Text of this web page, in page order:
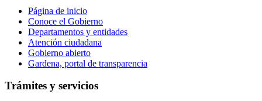
Página de inicio
Conoce el Gobierno
Departamentos y entidades
Atención ciudadana
Gobierno abierto
Gardena, portal de transparencia
Trámites y servicios